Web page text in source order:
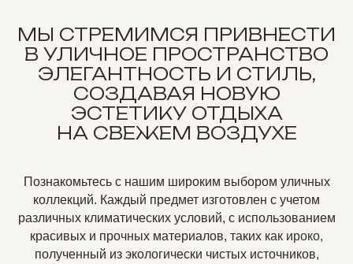
МЫ СТРЕМИМСЯ ПРИВНЕСТИ
В УЛИЧНОЕ ПРОСТРАНСТВО
ЭЛЕГАНТНОСТЬ И СТИЛЬ,
СОЗДАВАЯ НОВУЮ
ЭСТЕТИКУ ОТДЫХА
НА СВЕЖЕМ ВОЗДУХЕ
Познакомьтесь с нашим широким выбором уличных
коллекций. Каждый предмет изготовлен с учетом
различных климатических условий, с использованием
красивых и прочных материалов, таких как ироко,
полученный из экологически чистых источников,